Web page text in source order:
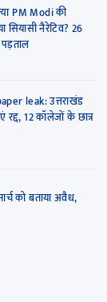
PM Modi की
नैरेटिव? 26
leak: उत्तराखंड
रद्द, 12 कॉलेजों के छात्र
को बताया अवैध,